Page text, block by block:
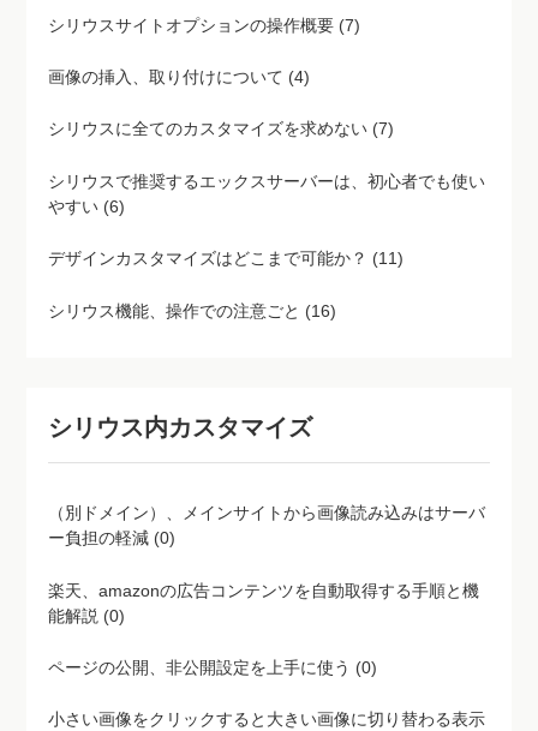
シリウスサイトオプションの操作概要 (7)
画像の挿入、取り付けについて (4)
シリウスに全てのカスタマイズを求めない (7)
シリウスで推奨するエックスサーバーは、初心者でも使い
やすい (6)
デザインカスタマイズはどこまで可能か？ (11)
シリウス機能、操作での注意ごと (16)
シリウス内カスタマイズ
（別ドメイン）、メインサイトから画像読み込みはサーバ
ー負担の軽減 (0)
楽天、amazonの広告コンテンツを自動取得する手順と機
能解説 (0)
ページの公開、非公開設定を上手に使う (0)
小さい画像をクリックすると大きい画像に切り替わる表示